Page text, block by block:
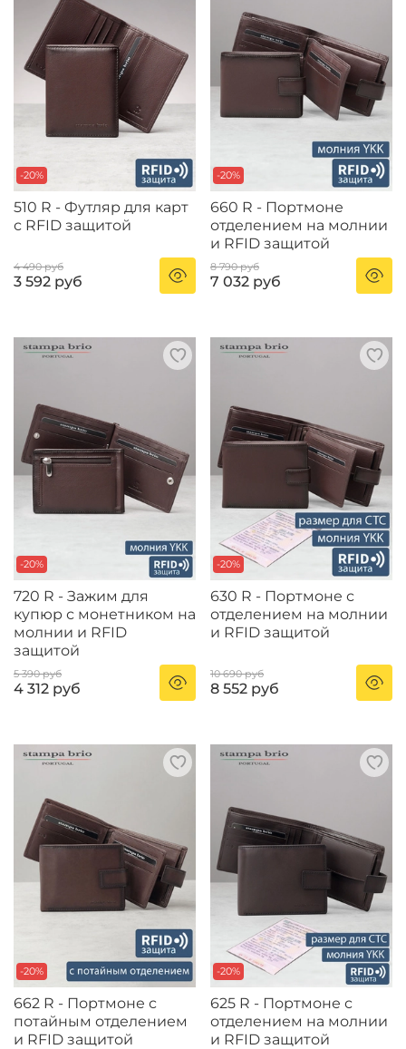
-20%
510 R - Футляр для карт
с RFID защитой
4 490 руб
3 592 руб
-20%
660 R - Портмоне
отделением на молнии
и RFID защитой
8 790 руб
7 032 руб
-20%
720 R - Зажим для
купюр с монетником на
молнии и RFID
защитой
5 390 руб
4 312 руб
-20%
630 R - Портмоне с
отделением на молнии
и RFID защитой
10 690 руб
8 552 руб
-20%
662 R - Портмоне с
потайным отделением
и RFID защитой
-20%
625 R - Портмоне с
отделением на молнии
и RFID защитой